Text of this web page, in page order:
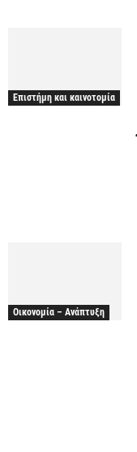
Επιστήμη και καινοτομία
Οικονομία – Ανάπτυξη